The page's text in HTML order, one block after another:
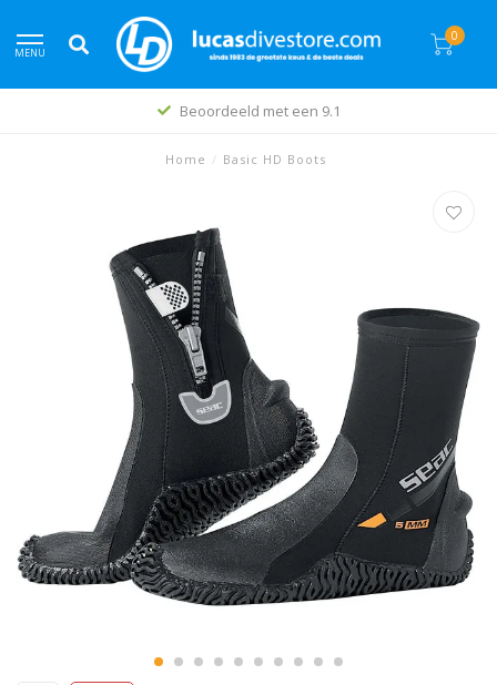
MENU
0
Beoordeeld met een 9.1
Home / Basic HD Boots